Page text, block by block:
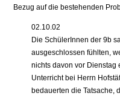
Bezug auf die bestehenden
02.10.02
Die SchülerInnen der 9b
ausgeschlossen fühlten,
nichts davon vor Dienstag
Unterricht bei Herrn
bedauerten die Tatsache,